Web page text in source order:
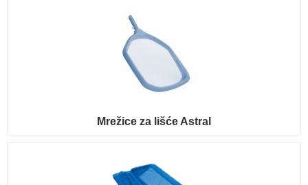
Mrežice za lišće Astral